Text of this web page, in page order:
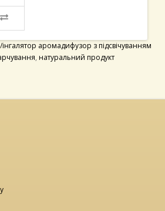
аромадифузор з підсвічуванням
, натуральний продукт